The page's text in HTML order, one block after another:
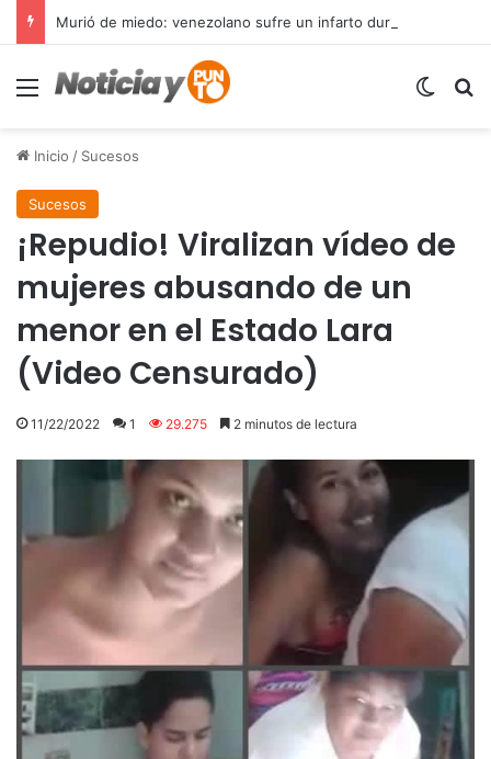
Menú
Inicio / Sucesos
Sucesos
¡Repudio! Viralizan vídeo de
mujeres abusando de un
menor en el Estado Lara
(Video Censurado)
11/22/2022 1 29.275 2 minutos de lectura